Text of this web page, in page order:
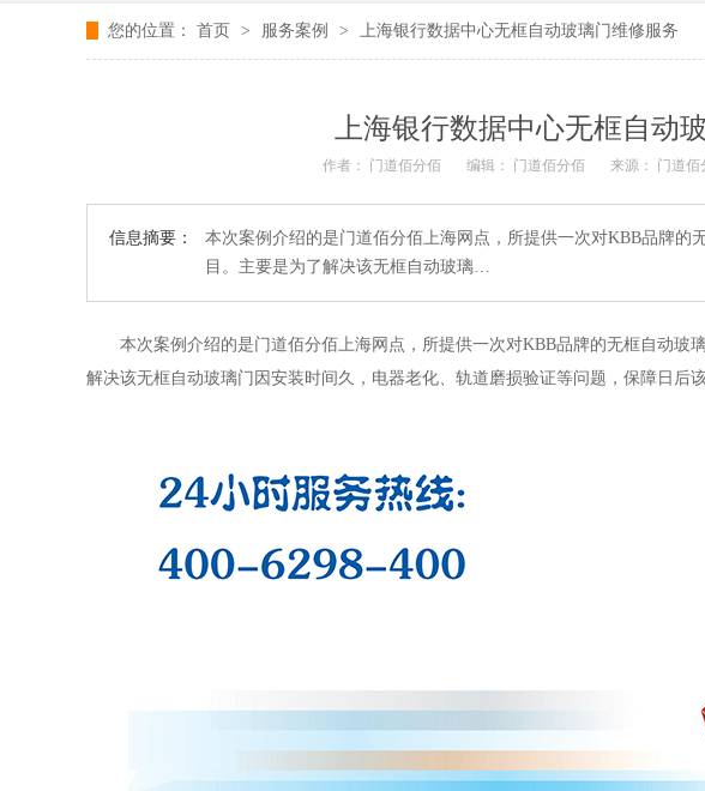
您的位置： 首页 > 服务案例 > 上海银行数据中心无框自动玻璃门维修服务
上海银行数据中心无框自动
作者： 门道佰分佰 编辑： 门道佰分佰 来源： 门道佰
信息摘要：
本次案例介绍的是门道佰分佰上海网点，所提供一次对KBB品牌的
目。主要是为了解决该无框自动玻璃…
本次案例介绍的是门道佰分佰上海网点，所提供一次对KBB品牌的无框自动玻
解决该无框自动玻璃门因安装时间久，电器老化、轨道磨损验证等问题，保障日后